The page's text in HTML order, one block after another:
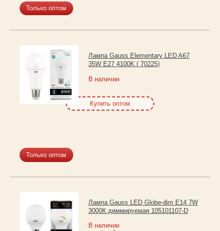
Только оптом
Лампа Gauss Elementary LED A67
35W E27 4100K ( 70225)
В наличии
Купить оптом
Только оптом
Лампа Gauss LED Globe-dim E14 7W
3000К диммируемая 105101107-D
В наличии